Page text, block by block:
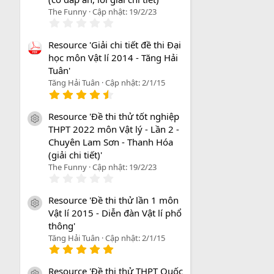
The Funny Cập nhật: 19/2/23
0
0
s
Resource 'Giải chi tiết đề thi Đại
học môn Vật lí 2014 - Tăng Hải
Tuân'
Tăng Hải Tuân Cập nhật:2/1/15
8
3
s
a
o
icon tài liệu
Resource 'Đề thi thử tốt nghiệp
THPT 2022 môn Vật lý - Lần 2 -
Chuyên Lam Sơn - Thanh Hóa
(giải chi tiết)'
The Funny Cập nhật: 19/2/23
0
0
s
icon tài liệu
Resource 'Đề thi thử lần 1 môn
Vật lí 2015 - Diễn đàn Vật lí phổ
thông'
Tăng Hải Tuân Cập nhật:2/1/15
0
Resource 'Đề thi thử THPT Quốc